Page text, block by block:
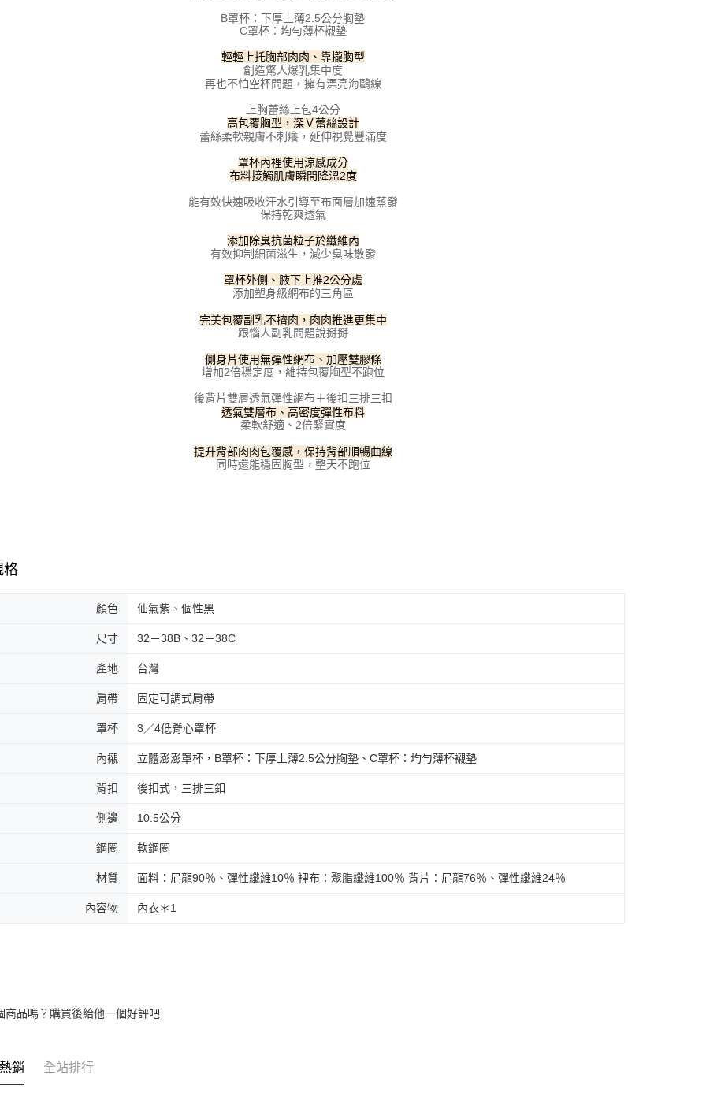
５．嚴禁一人註冊多個帳號或使用他人資訊註冊。若發現惡意使用之情
形，恩沛科技股份有限公司將有權停止該用戶之使用額度並採取法律行
B罩杯：下厚上薄2.5公分胸墊
C罩杯：均勻薄杯襯墊
輕輕上托胸部肉肉、靠攏胸型
創造驚人爆乳集中度
再也不怕空杯問題，擁有漂亮海鷗線
上胸蕾絲上包4公分
高包覆胸型，深Ｖ蕾絲設計
蕾絲柔軟親膚不刺癢，延伸視覺豐滿度
罩杯內裡使用涼感成分
布料接觸肌膚瞬間降溫2度
能有效快速吸收汗水引導至布面層加速蒸發
保持乾爽透氣
添加除臭抗菌粒子於纖維內
有效抑制細菌滋生，減少臭味散發
罩杯外側、腋下上推2公分處
添加塑身級網布的三角區
完美包覆副乳不擠肉，肉肉推進更集中
跟惱人副乳問題說掰掰
側身片使用無彈性網布、加壓雙膠條
增加2倍穩定度，維持包覆胸型不跑位
後背片雙層透氣彈性網布＋後扣三排三扣
透氣雙層布、高密度彈性布料
柔軟舒適、2倍緊實度
提升背部肉肉包覆感，保持背部順暢曲線
同時還能穩固胸型，整天不跑位
格
顏色 仙氣紫、個性黑
尺寸 32－38B、32－38C
產地 台灣
肩帶 固定可調式肩帶
罩杯 3／4低脊心罩杯
內襯 立體澎澎罩杯，B罩杯：下厚上薄2.5公分胸墊、C罩杯：均勻薄杯襯墊
背扣 後扣式，三排三釦
側邊 10.5公分
鋼圈 軟鋼圈
材質 面料：尼龍90％、彈性纖維10％ 裡布：聚脂纖維100％ 背片：尼龍76％、彈性纖維24％
內容物 內衣＊1
商品嗎？購買後給他一個好評吧
銷 全站排行